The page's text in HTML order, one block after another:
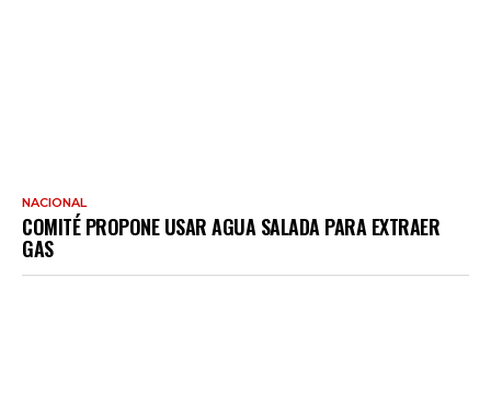
NACIONAL
COMITÉ PROPONE USAR AGUA SALADA PARA EXTRAER
GAS